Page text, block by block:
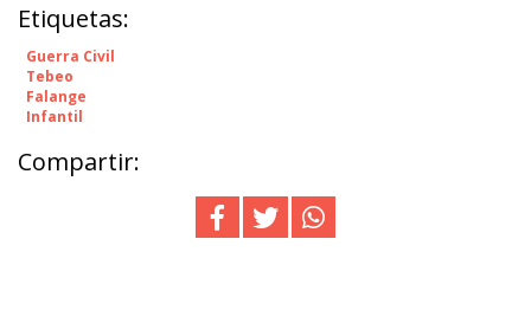
Etiquetas:
Guerra Civil
Tebeo
Falange
Infantil
Compartir: